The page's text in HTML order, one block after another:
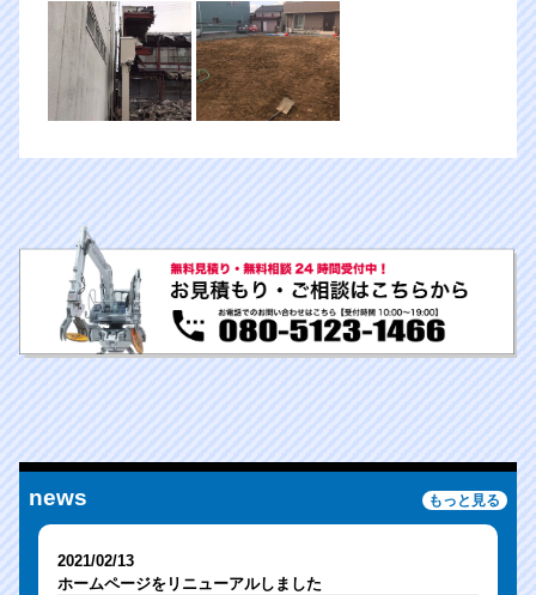
news もっと見る
2021/02/13
ホームページをリニューアルしました